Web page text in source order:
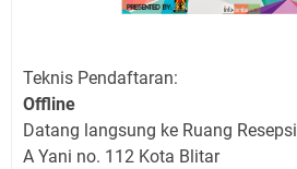
Teknis Pendaftaran:
Offline
Datang langsung ke Ruang
A Yani no. 112 Kota Blitar